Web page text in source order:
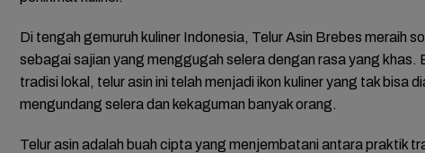
Di tengah gemuruh kuliner Indonesia, Telur Asin Brebes meraih
sebagai sajian yang menggugah selera dengan rasa yang khas.
tradisi lokal, telur asin ini telah menjadi ikon kuliner yang tak bisa
mengundang selera dan kekaguman banyak orang.
Telur asin adalah buah cipta yang menjembatani antara praktik